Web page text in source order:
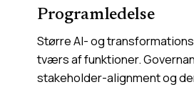
Programledelse
Større AI- og
tværs af funktioner.
stakeholder-alignment og